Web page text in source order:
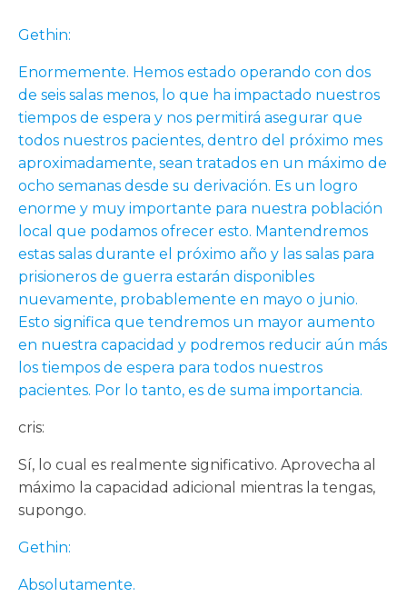
Gethin:
Enormemente. Hemos estado operando con dos
de seis salas menos, lo que ha impactado nuestros
tiempos de espera y nos permitirá asegurar que
todos nuestros pacientes, dentro del próximo mes
aproximadamente, sean tratados en un máximo de
ocho semanas desde su derivación. Es un logro
enorme y muy importante para nuestra población
local que podamos ofrecer esto. Mantendremos
estas salas durante el próximo año y las salas para
prisioneros de guerra estarán disponibles
nuevamente, probablemente en mayo o junio.
Esto significa que tendremos un mayor aumento
en nuestra capacidad y podremos reducir aún más
los tiempos de espera para todos nuestros
pacientes. Por lo tanto, es de suma importancia.
cris:
Sí, lo cual es realmente significativo. Aprovecha al
máximo la capacidad adicional mientras la tengas,
supongo.
Gethin:
Absolutamente.